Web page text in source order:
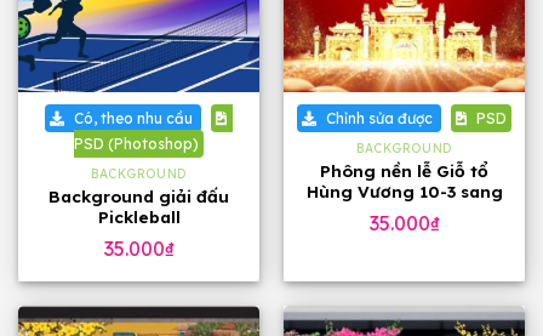
Có, theo nhu cầu
PSD (Photoshop)
BACKGROUND
Background giải đấu
Pickleball
35.000₫
Chỉnh sửa được PSD
BACKGROUND
Phông nền lễ Giỗ tổ
Hùng Vương 10-3 sang
trọng
35.000₫